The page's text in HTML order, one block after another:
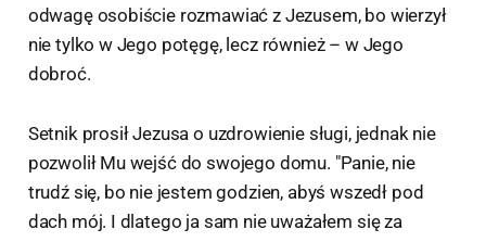
odwagę osobiście rozmawiać z Jezusem, bo wierzył
nie tylko w Jego potęgę, lecz również – w Jego
dobroć.
Setnik prosił Jezusa o uzdrowienie sługi, jednak nie
pozwolił Mu wejść do swojego domu. "Panie, nie
trudź się, bo nie jestem godzien, abyś wszedł pod
dach mój. I dlatego ja sam nie uważałem się za